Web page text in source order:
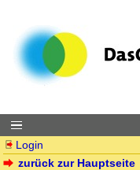
Login
zurück zur Hauptseite